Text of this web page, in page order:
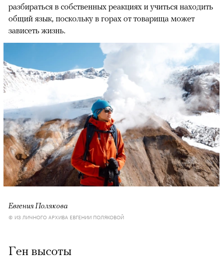
разбираться в собственных реакциях и учиться находить
общий язык, поскольку в горах от товарища может
зависеть жизнь.
Евгения Полякова
© ИЗ ЛИЧНОГО АРХИВА ЕВГЕНИИ ПОЛЯКОВОЙ
Ген высоты